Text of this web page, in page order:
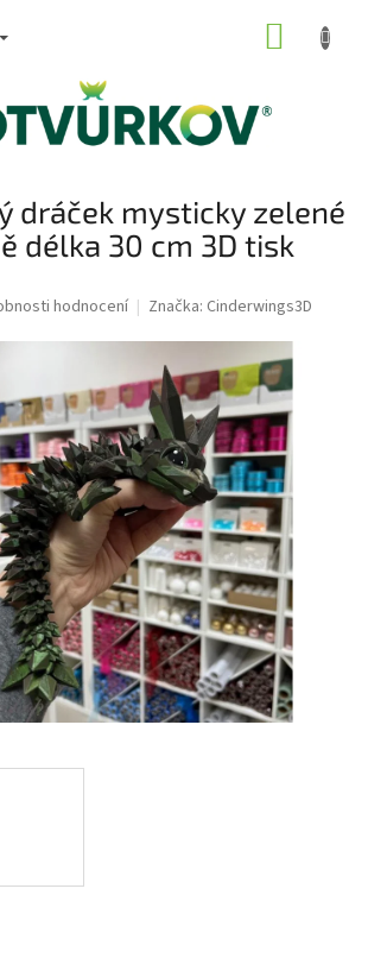
dráček mysticky zelené
délka 30 cm 3D tisk
hodnocení Značka: Cinderwings3D